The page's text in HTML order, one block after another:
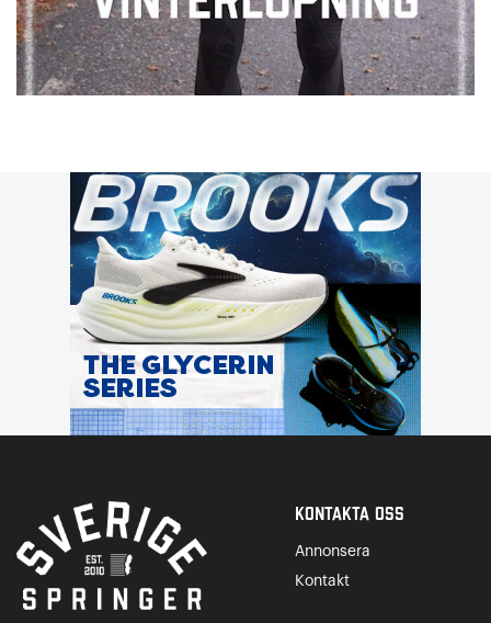
Kontakta Oss
Annonsera
Kontakt